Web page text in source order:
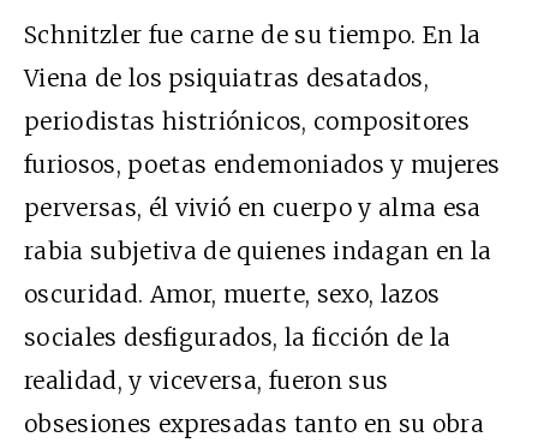
Schnitzler fue carne de su tiempo. En la
Viena de los psiquiatras desatados,
periodistas histriónicos, compositores
furiosos, poetas endemoniados y mujeres
perversas, él vivió en cuerpo y alma esa
rabia subjetiva de quienes indagan en la
oscuridad. Amor, muerte, sexo, lazos
sociales desfigurados, la ficción de la
realidad, y viceversa, fueron sus
obsesiones expresadas tanto en su obra